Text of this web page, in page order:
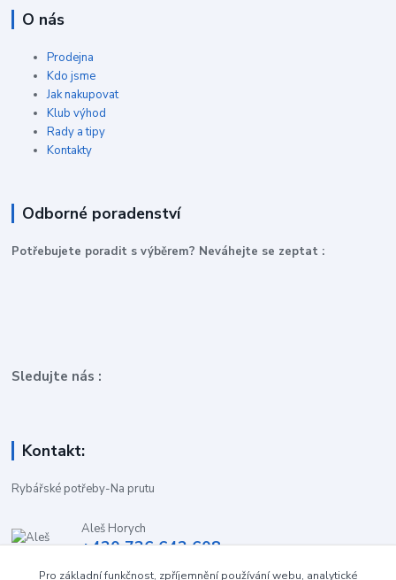
O nás
Prodejna
Kdo jsme
Jak nakupovat
Klub výhod
Rady a tipy
Kontakty
Odborné poradenství
Potřebujete poradit s výběrem? Neváhejte se zeptat :
Sledujte nás :
Kontakt:
Rybářské potřeby-Na prutu
Aleš Horych
+420 736 642 608
Pro základní funkčnost, zpříjemnění používání webu, analytické